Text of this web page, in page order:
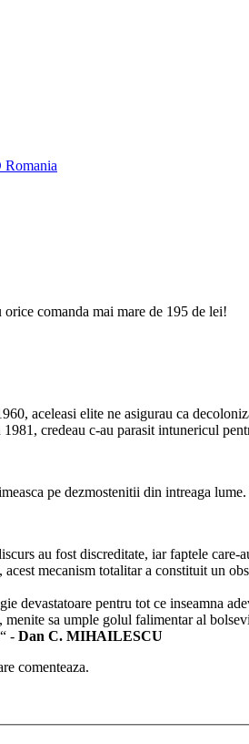
Romania
comanda mai mare de 195 de lei!
aceleasi elite ne asigurau ca
credeau c-au parasit intunericul
pe dezmostenitii din intreaga
au fost discreditate, iar faptele
mecanism totalitar a constituit un
devastatoare pentru tot ce inseamna
sa umple golul falimentar al
- Dan C. MIHAILESCU
comenteaza.